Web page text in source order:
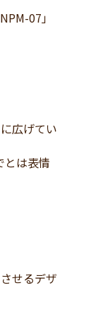
07」
広げてい
とは表情
せるデザ